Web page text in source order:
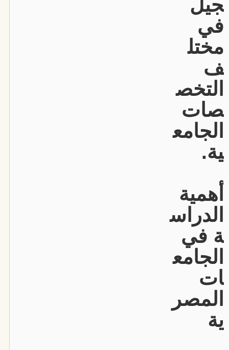
جيل
في
مختل
ف
التخص
صات
الجامع
ية.
أهمية
الدراس
ة في
الجامع
ات
المصر
ية